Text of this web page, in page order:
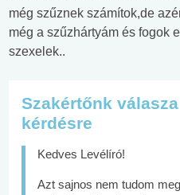
még szűznek számítok,de
még a szűzhártyám és fogok
szexelek..
Szakértőnk
kérdésre
Kedves Levélíró!
Azt sajnos nem tudom